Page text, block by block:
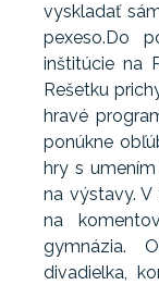
vyskladať
pexeso.Do
inštitúcie na
Rešetku
hravé
ponúkne
hry s
na výstavy.
na
gymnázia.
divadielka,